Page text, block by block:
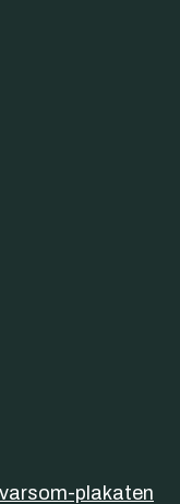
plakaten